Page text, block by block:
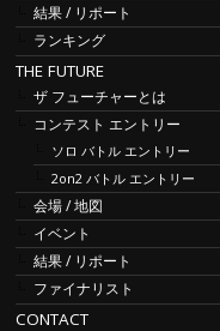
結果 / リポート
ランキング
THE FUTURE
ザ フューチャーとは
コンテスト エントリー
ソロ バトル エントリー
2on2 バトル エントリー
会場 / 地図
イベント
結果 / リポート
ファイナリスト
CONTACT